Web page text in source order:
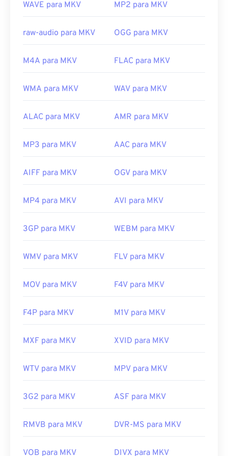
Desenvolvido por:
Lançamento inicial: 2002
https://en.wikipedia.org/wiki/Matroska
WAVE para MKV MP2 para MKV
raw-audio para MKV OGG para MKV
M4A para MKV FLAC para MKV
WMA para MKV WAV para MKV
ALAC para MKV AMR para MKV
MP3 para MKV AAC para MKV
AIFF para MKV OGV para MKV
MP4 para MKV AVI para MKV
3GP para MKV WEBM para MKV
WMV para MKV FLV para MKV
MOV para MKV F4V para MKV
F4P para MKV M1V para MKV
MXF para MKV XVID para MKV
WTV para MKV MPV para MKV
3G2 para MKV ASF para MKV
RMVB para MKV DVR-MS para MKV
VOB para MKV DIVX para MKV